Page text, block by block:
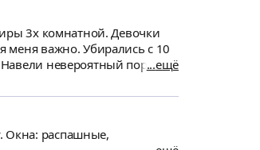
3х комнатной. Девочки
меня важно. Убирались с 10
невероятный порядок!
выбирать именно этот
ещё
Окна: распашные,